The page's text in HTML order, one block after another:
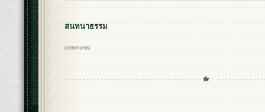
สนทนาธรรม
comments